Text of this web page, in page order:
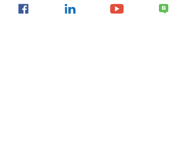
פיתוח אזורי הפריפריה